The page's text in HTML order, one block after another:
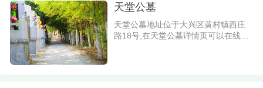
天堂公墓
天堂公墓地址位于大兴区黄村镇西庄
路18号,在天堂公墓详情页可以在线查